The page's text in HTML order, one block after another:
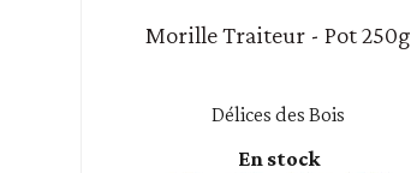
Morille Traiteur - Pot 250g
Délices des Bois
En stock